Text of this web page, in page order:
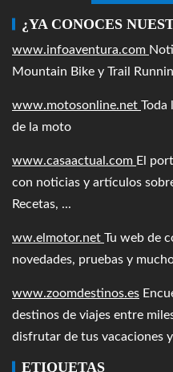
¿YA CONOCES
www.infoaventura.com
Mountain Bike y Trail
www.motosonline.net Toda
de la moto
www.casaactual.com El
con noticias y artículos
Recetas, ...
ww.elmotor.net Tu web de
novedades, pruebas y
www.zoomdestinos.es
destinos de viajes entre
disfrutar de tus vacaciones
ETIQUETAS